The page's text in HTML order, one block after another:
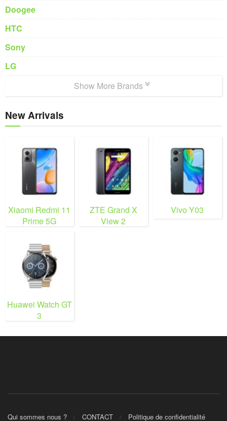
Doogee
HTC
Sony
LG
Show More Brands
New Arrivals
Xiaomi Redmi 11
Prime 5G
ZTE Grand X
View 2
Vivo Y03
Huawei Watch GT
3
Qui sommes nous ? CONTACT Politique de confidentialité